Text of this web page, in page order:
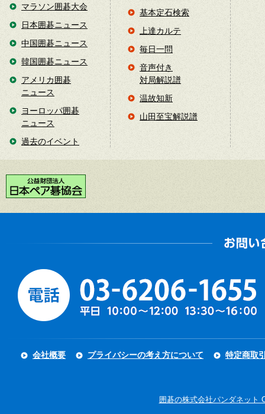
マラソン囲碁大会
日本囲碁ニュース
中国囲碁ニュース
韓国囲碁ニュース
アメリカ囲碁
ニュース
ヨーロッパ囲碁
ニュース
過去のイベント
基本定石検索
上達カルテ
毎日一問
音声付き
対局解説譜
温故知新
山田至宝解説譜
会社概要 プライバシーの考え方について 特定商取
囲碁の株式会社パンダネット